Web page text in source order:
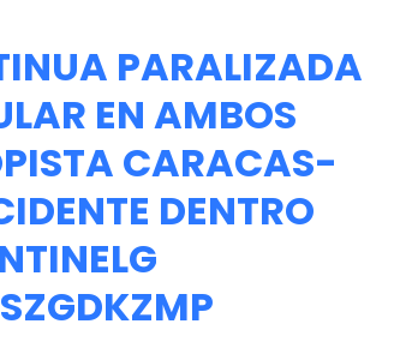
PARALIZADA
EN AMBOS
CARACAS-
DENTRO